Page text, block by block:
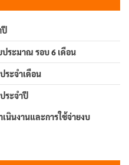
ปี
ประมาณ รอบ 6 เดือน
ระจำเดือน
ระจำปี
นินงานและการใช้จ่ายงบ